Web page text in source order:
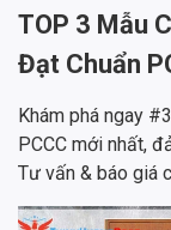
TOP 3 Mẫu
Đạt Chuẩn
Khám phá ngay
PCCC mới nhất,
Tư vấn & báo giá